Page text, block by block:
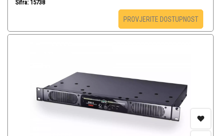
Šifra: 15738
PROVJERITE DOSTUPNOST